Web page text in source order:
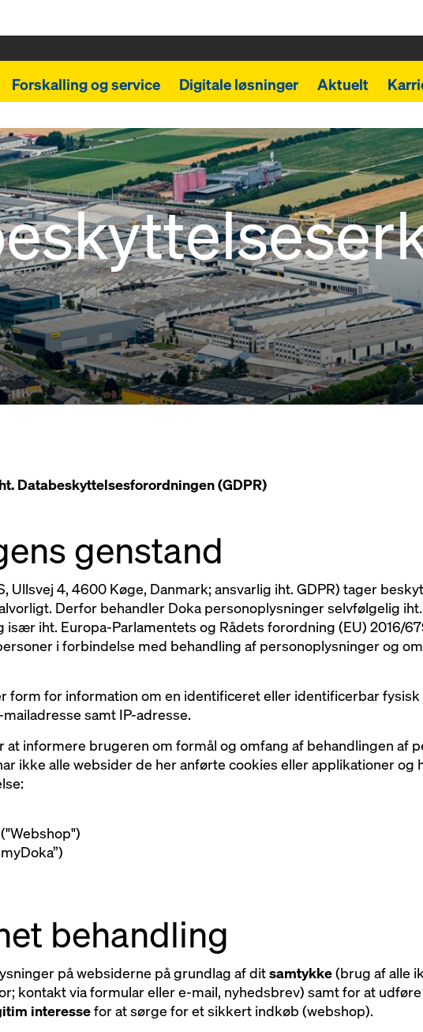
Forskalling og service Digitale løsninger Aktuelt
Databeskyttelsesforordningen (GDPR)
genstand
Ullsvej 4, 4600 Køge, Danmark; ansvarlig iht. GDPR) tager
Derfor behandler Doka personoplysninger selvfølgelig
især iht. Europa-Parlamentets og Rådets forordning (EU) 2016/
i forbindelse med behandling af personoplysninger og
form for information om en identificeret eller identificerbar
samt IP-adresse.
informere brugeren om formål og omfang af behandlingen af
ikke alle websider de her anførte cookies eller applikationer og
("Webshop")
behandling
på websiderne på grundlag af ditsamtykke(brug af alle
kontakt via formular eller e-mail, nyhedsbrev) samt for at udføre
interessefor at sørge for et sikkert indkøb (webshop).